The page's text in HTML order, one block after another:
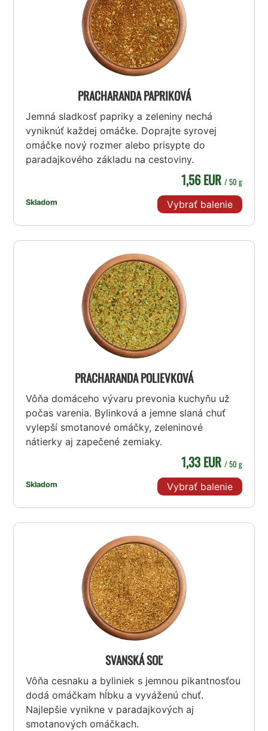
PRACHARANDA PAPRIKOVÁ
Jemná sladkosť papriky a zeleniny nechá
vyniknúť každej omáčke. Doprajte syrovej
omáčke nový rozmer alebo prisypte do
paradajkového základu na cestoviny.
Skladom
1,56 EUR / 50 g
Vybrať balenie
PRACHARANDA POLIEVKOVÁ
Vôňa domáceho vývaru prevonia kuchyňu už
počas varenia. Bylinková a jemne slaná chuť
vylepší smotanové omáčky, zeleninové
nátierky aj zapečené zemiaky.
Skladom
1,33 EUR / 50 g
Vybrať balenie
SVANSKÁ SOĽ
Vôňa cesnaku a byliniek s jemnou pikantnosťou
dodá omáčkam hĺbku a vyváženú chuť.
Najlepšie vynikne v paradajkových aj
smotanových omáčkach.